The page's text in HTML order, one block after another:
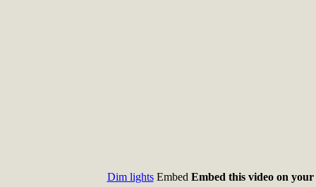
Dim lightsEmbed Embed this video on your